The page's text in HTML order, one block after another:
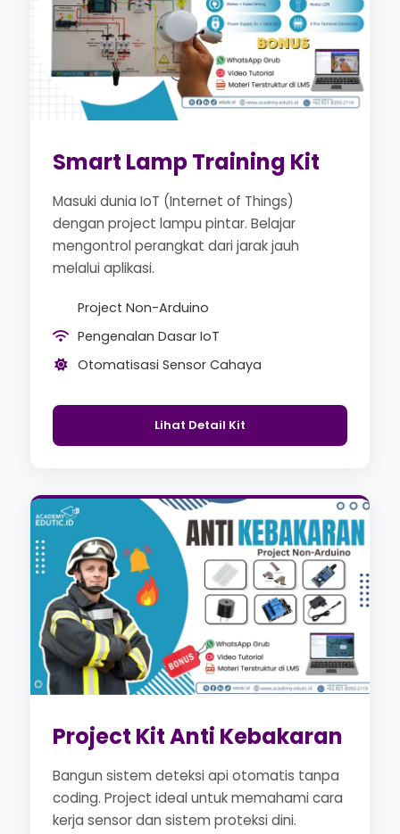
Smart Lamp Training Kit
Masuki dunia IoT (Internet of Things)
dengan project lampu pintar. Belajar
mengontrol perangkat dari jarak jauh
melalui aplikasi.
Project Non-Arduino
Pengenalan Dasar IoT
Otomatisasi Sensor Cahaya
Lihat Detail Kit
Project Kit Anti Kebakaran
Bangun sistem deteksi api otomatis tanpa
coding. Project ideal untuk memahami cara
kerja sensor dan sistem proteksi dini.